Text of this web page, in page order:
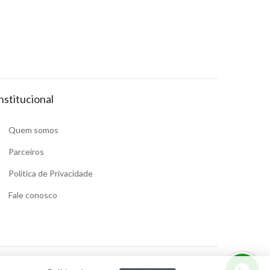
Quem somos
Parceiros
Política de Privacidade
Fale conosco